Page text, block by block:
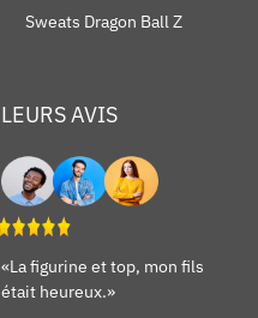
Sweats Dragon Ball Z
LEURS AVIS
«La figurine et top, mon fils
était heureux.»